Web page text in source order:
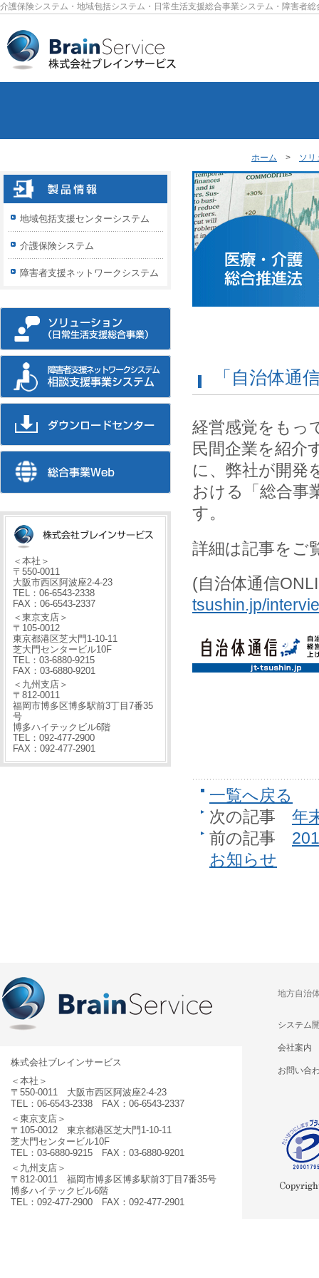
介護保険システム・地域包括システム・日常生活支援総合事業システム・障害者総
ホーム > ソリ
「自治体通
経営感覚をもっ
民間企業を紹介
に、弊社が開発
おける「総合事
す。
詳細は記事をご
(自治体通信
tsushin.jp/
一覧へ戻る
次の記事 年
前の記事
お知らせ
地域包括支援センターシステム
介護保険システム
障害者支援ネットワークシステム
＜本社＞
〒550-0011
大阪市西区阿波座2-4-23
TEL：06-6543-2338
FAX：06-6543-2337
＜東京支店＞
〒105-0012
東京都港区芝大門1-10-11
芝大門センタービル10F
TEL：03-6880-9215
FAX：03-6880-9201
＜九州支店＞
〒812-0011
福岡市博多区博多駅前3丁目7番35
号
博多ハイテックビル6階
TEL：092-477-2900
FAX：092-477-2901
株式会社ブレインサービス
＜本社＞
〒550-0011 大阪市西区阿波座2-4-23
TEL：06-6543-2338 FAX：06-6543-2337
＜東京支店＞
〒105-0012 東京都港区芝大門1-10-11
芝大門センタービル10F
TEL：03-6880-9215 FAX：03-6880-9201
＜九州支店＞
〒812-0011 福岡市博多区博多駅前3丁目7番35号
博多ハイテックビル6階
TEL：092-477-2900 FAX：092-477-2901
地方自治
システム
会社案内
お問い合